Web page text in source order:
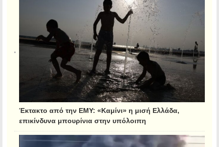
Έκτακτο από την ΕΜΥ: «Καμίνι» η μισή Ελλάδα,
επικίνδυνα μπουρίνια στην υπόλοιπη